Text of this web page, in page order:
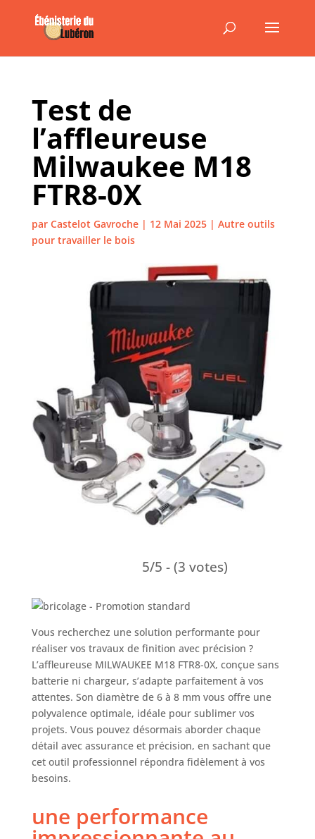
Test de
l’affleureuse
Milwaukee M18
FTR8-0X
par Castelot Gavroche| 12 Mai 2025| Autre outils
pour travailler le bois
5/5 - (3 votes)
Vous recherchez une solution performante pour
réaliser vos travaux de finition avec précision ?
L’affleureuse MILWAUKEE M18 FTR8-0X, conçue sans
batterie ni chargeur, s’adapte parfaitement à vos
attentes. Son diamètre de 6 à 8 mm vous offre une
polyvalence optimale, idéale pour sublimer vos
projets. Vous pouvez désormais aborder chaque
détail avec assurance et précision, en sachant que
cet outil professionnel répondra fidèlement à vos
besoins.
une performance